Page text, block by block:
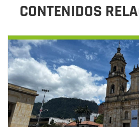
CONTENIDOS